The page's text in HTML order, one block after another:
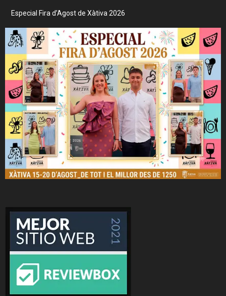
Especial Fira d’Agost de Xàtiva 2026